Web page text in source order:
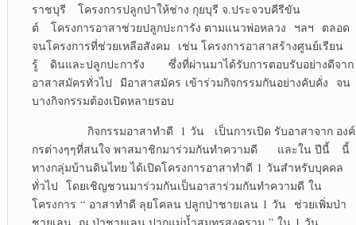
ราชบุรี โครงการปลูกป่าให้ช่าง กุยบุรี จ.ประจวบคีรีขัน
ต์ โครงการอาสาช่วยปลูกปะการัง ตามแนวพ่อหลวง ฯลฯ ตลอด
จนโครงการที่ช่วยเหลือสังคม เช่น โครงการอาสาสร้างศูนย์เรียน
รู้ ดินและปลูกปะการัง ซึ่งที่ผ่านมาได้รับการตอบรับอย่างดีจาก
อาสาสมัครทั่วไป มีอาสาสมัคร เข้าร่วมกิจกรรมกันอย่างคับคั่ง จน
บางกิจกรรมต้องเปิดหลายรอบ
กิจกรรมอาสาทำดี 1 วัน เป็นการเปิด รับอาสาจาก องค์
กรต่างๆๆที่สนใจ พาสมาชิกมาร่วมกันทำความดี และใน ปีนี้ นี้
ทางกลุ่มบ้านดินไทย ได้เปิดโครงการอาสาทำดี 1 วันสำหรับบุคคล
ทั่วไป โดยเชิญชวนมาร่วมกันเป็นอาสาร่วมกันทำความดี ใน
โครงการ “ อาสาทำดี ลุยโคลน ปลูกป่าชายเลน 1 วัน ช่วยเพิ่มป่า